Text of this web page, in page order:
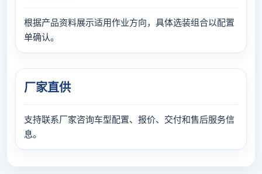
根据产品资料展示适用作业方向，具体选装组合以配置
单确认。
厂家直供
支持联系厂家咨询车型配置、报价、交付和售后服务信
息。